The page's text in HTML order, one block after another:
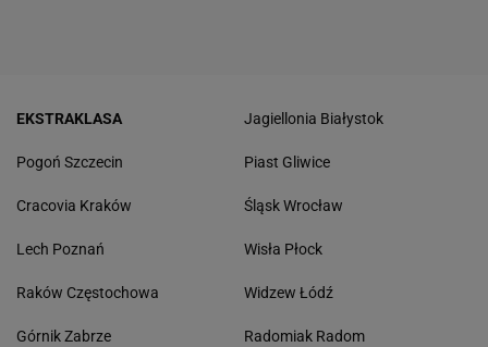
EKSTRAKLASA
Pogoń Szczecin
Cracovia Kraków
Lech Poznań
Raków Częstochowa
Górnik Zabrze
Jagiellonia Białystok
Piast Gliwice
Śląsk Wrocław
Wisła Płock
Widzew Łódź
Radomiak Radom